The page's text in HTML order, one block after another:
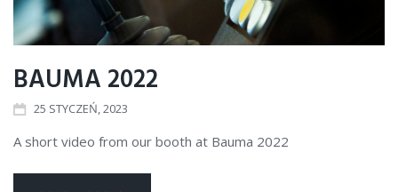
BAUMA 2022
25 STYCZEŃ, 2023
A short video from our booth at Bauma 2022